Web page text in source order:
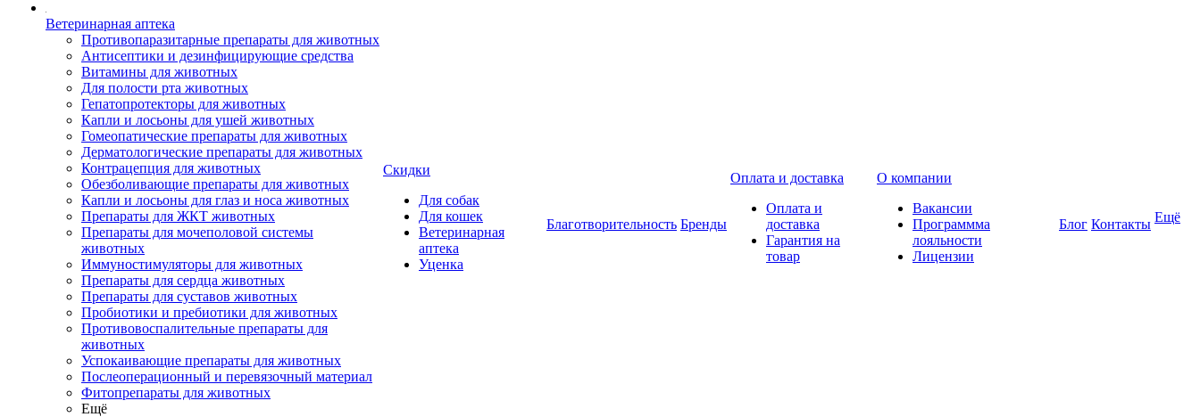
Ветеринарная аптека
Противопаразитарные препараты для животных
Антисептики и дезинфицирующие средства
Витамины для животных
Для полости рта животных
Гепатопротекторы для животных
Капли и лосьоны для ушей животных
Гомеопатические препараты для животных
Дерматологические препараты для животных
Контрацепция для животных
Обезболивающие препараты для животных
Капли и лосьоны для глаз и носа животных
Препараты для ЖКТ животных
Препараты для мочеполовой системы
животных
Иммуностимуляторы для животных
Препараты для сердца животных
Препараты для суставов животных
Пробиотики и пребиотики для животных
Противовоспалительные препараты для
животных
Успокаивающие препараты для животных
Послеоперационный и перевязочный материал
Фитопрепараты для животных
Ещё
Скидки
Для собак
Для кошек
Ветеринарная
аптека
Уценка
Благотворительность Бренды
Оплата и доставка
Оплата и
доставка
Гарантия на
товар
О компании
Вакансии
Программма
лояльности
Лицензии
Блог Контакты Ещё